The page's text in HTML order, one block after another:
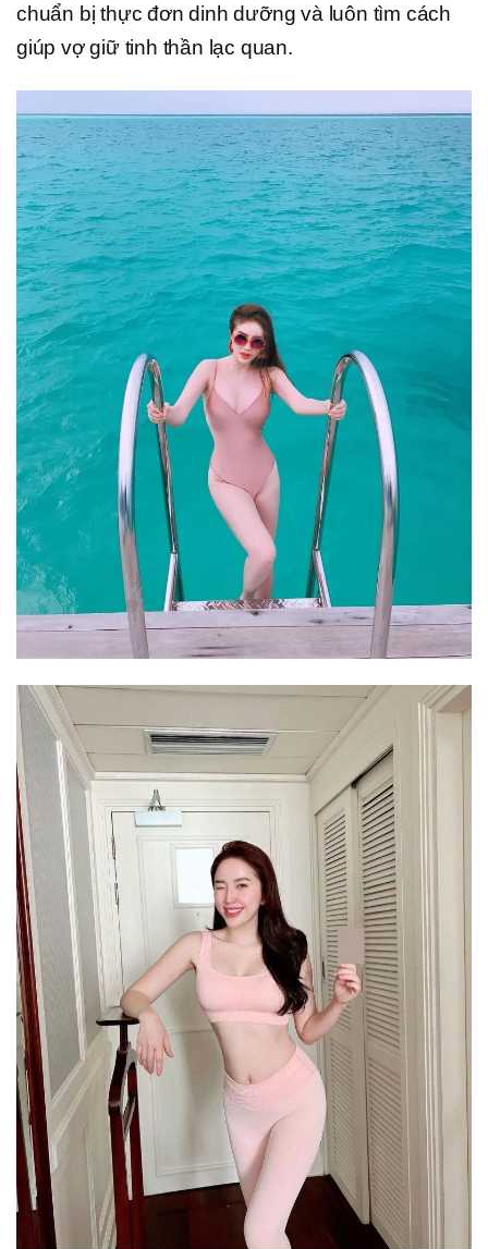
chuẩn bị thực đơn dinh dưỡng và luôn tìm cách
giúp vợ giữ tinh thần lạc quan.